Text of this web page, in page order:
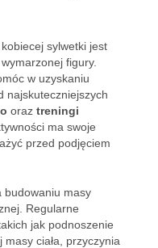
sylwetki jest
figury.
w uzyskaniu
najskuteczniejszych
oraz treningi
ma swoje
przed podjęciem
budowaniu masy
Regularne
jak podnoszenie
ciała, przyczynia